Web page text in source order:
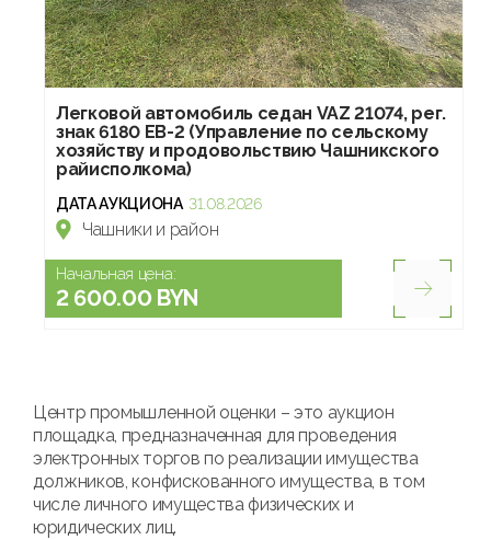
Легковой автомобиль седан VAZ 21074, рег.
знак 6180 EB-2 (Управление по сельскому
хозяйству и продовольствию Чашникского
райисполкома)
ДАТА АУКЦИОНА 31.08.2026
Чашники и район
Начальная цена:
2 600.00 BYN
Центр промышленной оценки – это аукцион
площадка, предназначенная для проведения
электронных торгов по реализации имущества
должников, конфискованного имущества, в том
числе личного имущества физических и
юридических лиц.